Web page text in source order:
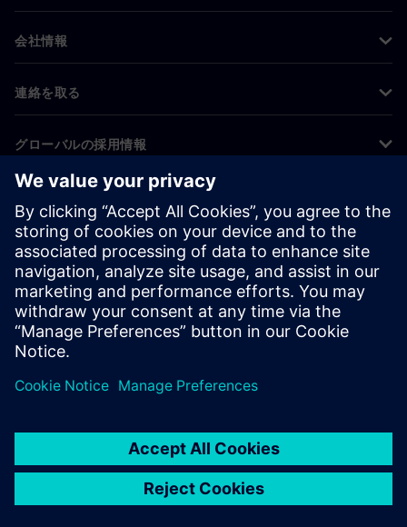
会社情報
連絡を取る
グローバルの採用情報
©Siemens 2026
コーポレート情報
プライバシー通知
クッキー通知
利用条件
デジタルID